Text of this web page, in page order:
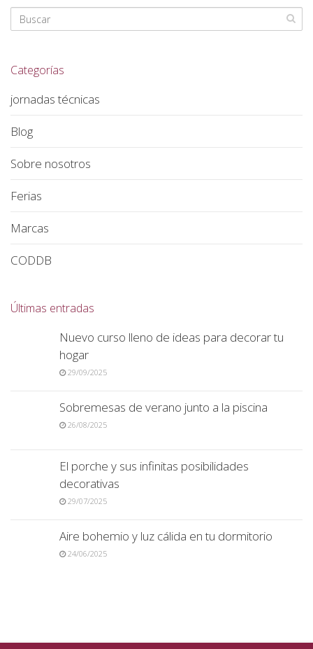
Categorías
jornadas técnicas
Blog
Sobre nosotros
Ferias
Marcas
CODDB
Últimas entradas
Nuevo curso lleno de ideas para decorar tu
hogar
29/09/2025
Sobremesas de verano junto a la piscina
26/08/2025
El porche y sus infinitas posibilidades
decorativas
29/07/2025
Aire bohemio y luz cálida en tu dormitorio
24/06/2025